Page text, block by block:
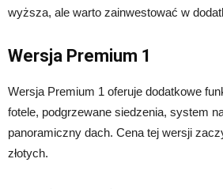
wyższa, ale warto zainwestować w
Wersja Premium 1
Wersja Premium 1 oferuje dodatkowe
fotele, podgrzewane siedzenia, system
panoramiczny dach. Cena tej wersji
złotych.